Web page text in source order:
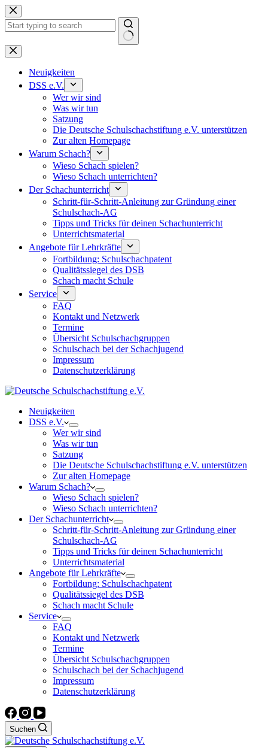
Keine
Ergebnisse
Neuigkeiten
DSS e.V.
Wer wir sind
Was wir tun
Satzung
Die Deutsche Schulschachstiftung e.V. unterstützen
Zur alten Homepage
Warum Schach?
Wieso Schach spielen?
Wieso Schach unterrichten?
Der Schachunterricht
Schritt-für-Schritt-Anleitung zur Gründung einer
Schulschach-AG
Tipps und Tricks für deinen Schachunterricht
Unterrichtsmaterial
Angebote für Lehrkräfte
Fortbildung: Schulschachpatent
Qualitätssiegel des DSB
Schach macht Schule
Service
FAQ
Kontakt und Netzwerk
Termine
Übersicht Schulschachgruppen
Schulschach bei der Schachjugend
Impressum
Datenschutzerklärung
Neuigkeiten
DSS e.V.
Wer wir sind
Was wir tun
Satzung
Die Deutsche Schulschachstiftung e.V. unterstützen
Zur alten Homepage
Warum Schach?
Wieso Schach spielen?
Wieso Schach unterrichten?
Der Schachunterricht
Schritt-für-Schritt-Anleitung zur Gründung einer
Schulschach-AG
Tipps und Tricks für deinen Schachunterricht
Unterrichtsmaterial
Angebote für Lehrkräfte
Fortbildung: Schulschachpatent
Qualitätssiegel des DSB
Schach macht Schule
Service
FAQ
Kontakt und Netzwerk
Termine
Übersicht Schulschachgruppen
Schulschach bei der Schachjugend
Impressum
Datenschutzerklärung
Suchen